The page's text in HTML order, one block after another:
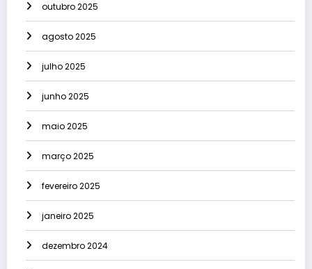
outubro 2025
agosto 2025
julho 2025
junho 2025
maio 2025
março 2025
fevereiro 2025
janeiro 2025
dezembro 2024